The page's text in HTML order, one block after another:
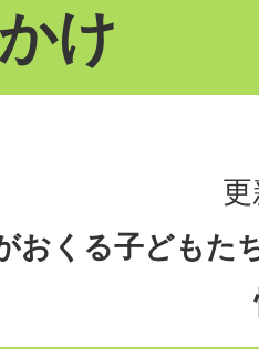
け
おくる子どもた